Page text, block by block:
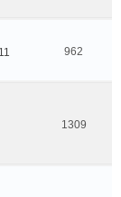
962
1309